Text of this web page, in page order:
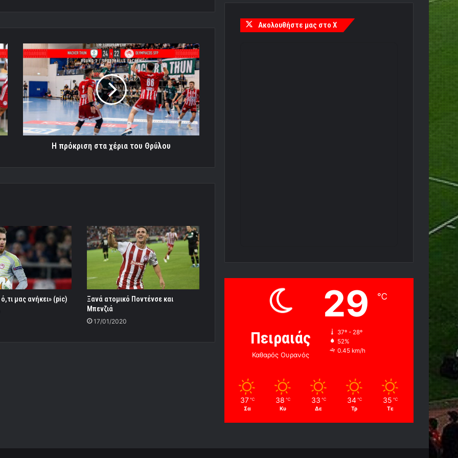
Η
πρόκριση
χέρια
του
Θρύλου
Η πρόκριση στα χέρια του Θρύλου
μας ανήκει» (pic)
Ξανά ατομικό Ποντένσε και
Μπενζιά
17/01/2020
Ακολουθήστε μας στο X
Πειραιάς
Καθαρός Ουρανός
29 ℃
37º - 28º
52%
0.45 km/h
37 ℃
Σα
38 ℃
Κυ
33 ℃
Δε
34 ℃
Τρ
35 ℃
Τε